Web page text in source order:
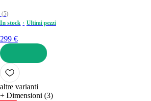
(5)
In stock
Ultimi pezzi
299 €
AGGIUNGI
altre varianti
+ Dimensioni (3)